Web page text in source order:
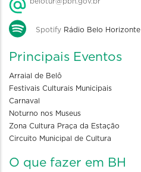
Spotify Rádio Belo Horizonte
Principais Eventos
Arraial de Belô
Festivais Culturais Municipais
Carnaval
Noturno nos Museus
Zona Cultura Praça da Estação
Circuito Municipal de Cultura
O que fazer em BH